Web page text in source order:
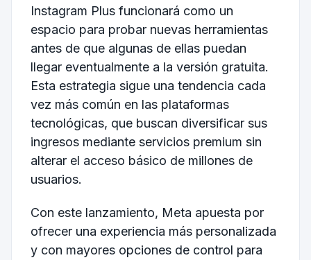
Instagram Plus funcionará como un
espacio para probar nuevas herramientas
antes de que algunas de ellas puedan
llegar eventualmente a la versión gratuita.
Esta estrategia sigue una tendencia cada
vez más común en las plataformas
tecnológicas, que buscan diversificar sus
ingresos mediante servicios premium sin
alterar el acceso básico de millones de
usuarios.
Con este lanzamiento, Meta apuesta por
ofrecer una experiencia más personalizada
y con mayores opciones de control para